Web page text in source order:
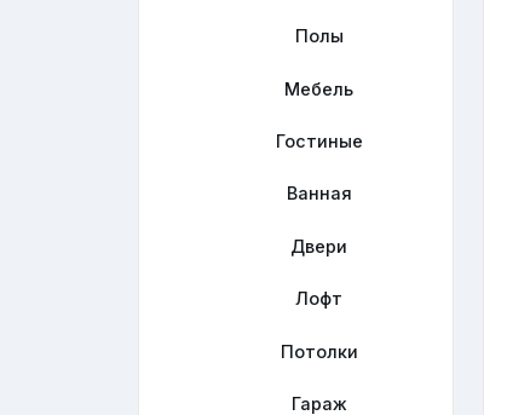
Полы
Мебель
Гостиные
Ванная
Двери
Лофт
Потолки
Гараж